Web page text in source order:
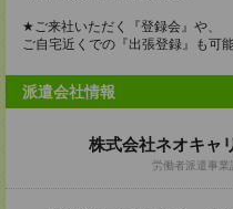
★ご来社いただく『登録会』や、
ご自宅近くでの『出張登録』も可能
派遣会社情報
株式会社ネオキャ
労働者派遣事